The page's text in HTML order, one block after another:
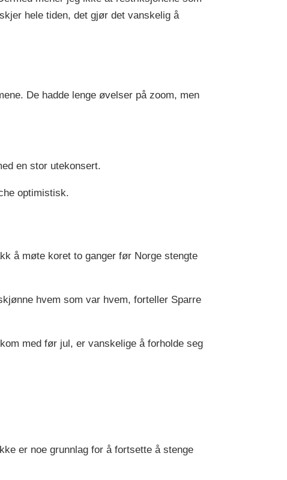
hele tiden, det gjør det vanskelig å
De hadde lenge øvelser på zoom, men
en stor utekonsert.
optimistisk.
å møte koret to ganger før Norge stengte
hvem som var hvem, forteller Sparre
med før jul, er vanskelige å forholde seg
er noe grunnlag for å fortsette å stenge